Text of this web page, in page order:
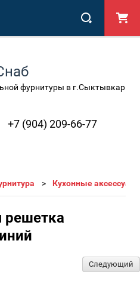
фурнитуры в г.Сыктывкар
+7 (904) 209-66-77
Кухонные
решетка
Следующий